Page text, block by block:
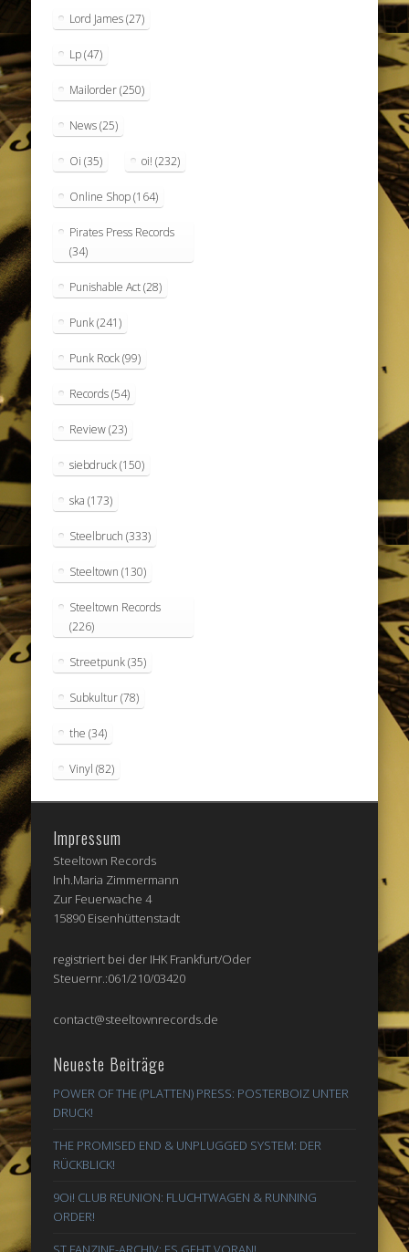
Lord James(27)
Lp(47)
Mailorder(250)
News(25)
Oi (35) oi! (232)
Online Shop(164)
Pirates Press Records
(34)
Punishable Act(28)
Punk(241)
Punk Rock(99)
Records(54)
Review(23)
siebdruck(150)
ska (173)
Steelbruch (333)
Steeltown (130)
Steeltown Records
(226)
Streetpunk(35)
Subkultur(78)
the (34)
Vinyl (82)
Impressum
Steeltown Records
Inh.Maria Zimmermann
Zur Feuerwache 4
15890 Eisenhüttenstadt
registriert bei der IHK Frankfurt/Oder
Steuernr.:061/210/03420
contact@steeltownrecords.de
Neueste Beiträge
POWER OF THE (PLATTEN) PRESS: POSTERBOIZ UNTER
DRUCK!
THE PROMISED END & UNPLUGGED SYSTEM: DER
RÜCKBLICK!
9Oi! CLUB REUNION: FLUCHTWAGEN & RUNNING
ORDER!